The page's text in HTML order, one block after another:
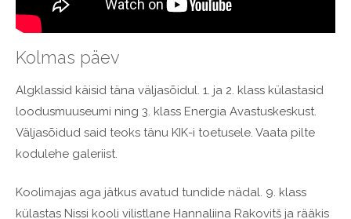
Kolmas päev
Algklassid käisid täna väljasõidul. 1. ja 2. klass külastasid
loodusmuuseumi ning 3. klass Energia Avastuskeskust.
Väljasõidud said teoks tänu KIK-i toetusele. Vaata pilte
kodulehe galeriist.
Koolimajas aga jätkus avatud tundide nädal. 9. klass
külastas Nissi kooli vilistlane Hannaliina Rakovitš ja rääkis